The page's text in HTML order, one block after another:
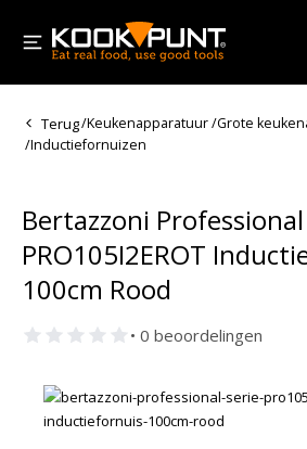
Terug/Keukenapparatuur/Grote
/Inductiefornuizen
Bertazzoni
PRO105I2EROT
100cm Rood
• 0 beoordelingen